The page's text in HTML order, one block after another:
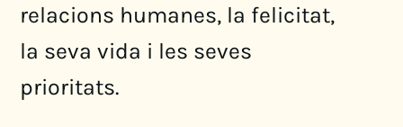
relacions humanes, la felicitat,
la seva vida i les seves
prioritats.